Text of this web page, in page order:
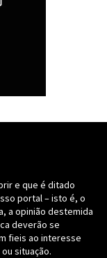
e que é ditado
portal – isto é, o
a opinião destemida
deverão se
fieis ao interesse
situação.